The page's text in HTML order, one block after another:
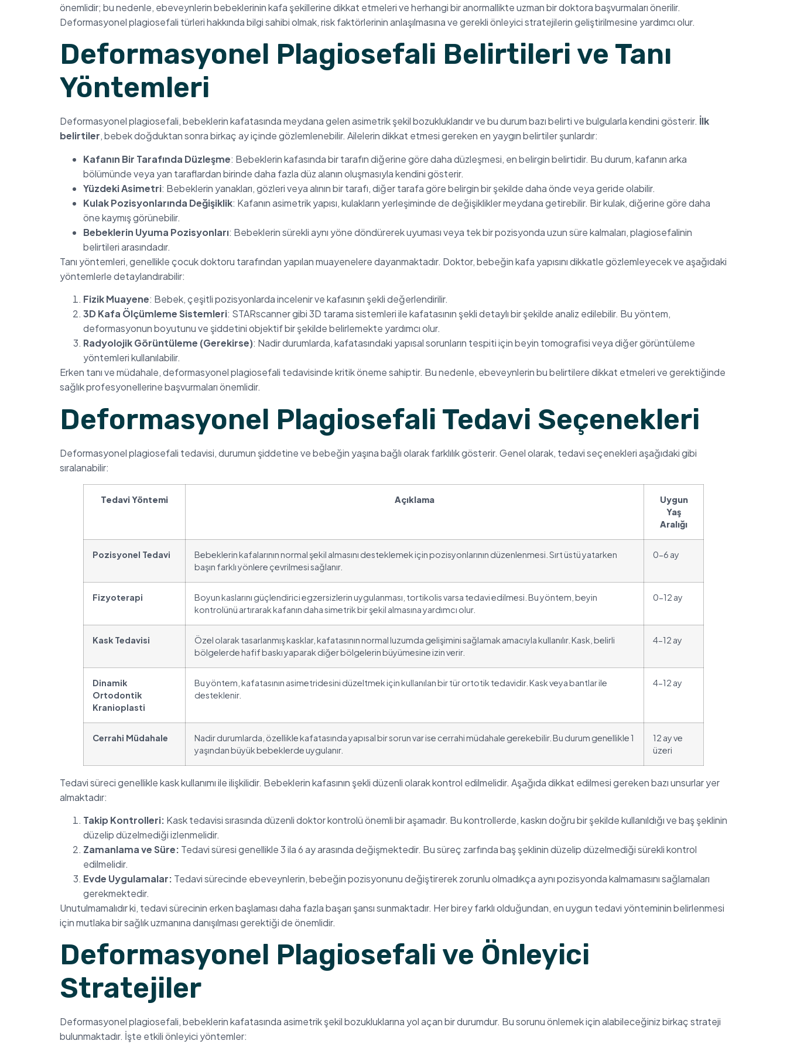
önemlidir; bu nedenle, ebeveynlerin bebeklerinin kafa şekillerine dikkat etmeleri ve herhangi bir anormallikte uzman bir doktora başvurmaları önerilir.
Deformasyonel plagiosefali türleri hakkında bilgi sahibi olmak, risk faktörlerinin anlaşılmasına ve gerekli önleyici stratejilerin geliştirilmesine yardımcı olur.
Deformasyonel Plagiosefali Belirtileri ve Tanı
Yöntemleri
Deformasyonel plagiosefali, bebeklerin kafatasında meydana gelen asimetrik şekil bozukluklarıdır ve bu durum bazı belirti ve bulgularla kendini gösterir. İlk
belirtiler, bebek doğduktan sonra birkaç ay içinde gözlemlenebilir. Ailelerin dikkat etmesi gereken en yaygın belirtiler şunlardır:
Kafanın Bir Tarafında Düzleşme: Bebeklerin kafasında bir tarafın diğerine göre daha düzleşmesi, en belirgin belirtidir. Bu durum, kafanın arka
bölümünde veya yan taraflardan birinde daha fazla düz alanın oluşmasıyla kendini gösterir.
Yüzdeki Asimetri: Bebeklerin yanakları, gözleri veya alının bir tarafı, diğer tarafa göre belirgin bir şekilde daha önde veya geride olabilir.
Kulak Pozisyonlarında Değişiklik: Kafanın asimetrik yapısı, kulakların yerleşiminde de değişiklikler meydana getirebilir. Bir kulak, diğerine göre daha
öne kaymış görünebilir.
Bebeklerin Uyuma Pozisyonları: Bebeklerin sürekli aynı yöne döndürerek uyuması veya tek bir pozisyonda uzun süre kalmaları, plagiosefalinin
belirtileri arasındadır.
Tanı yöntemleri, genellikle çocuk doktoru tarafından yapılan muayenelere dayanmaktadır. Doktor, bebeğin kafa yapısını dikkatle gözlemleyecek ve aşağıdaki
yöntemlerle detaylandırabilir:
Fizik Muayene: Bebek, çeşitli pozisyonlarda incelenir ve kafasının şekli değerlendirilir.
3D Kafa Ölçümleme Sistemleri: STARscanner gibi 3D tarama sistemleri ile kafatasının şekli detaylı bir şekilde analiz edilebilir. Bu yöntem,
deformasyonun boyutunu ve şiddetini objektif bir şekilde belirlemekte yardımcı olur.
Radyolojik Görüntüleme (Gerekirse): Nadir durumlarda, kafatasındaki yapısal sorunların tespiti için beyin tomografisi veya diğer görüntüleme
yöntemleri kullanılabilir.
Erken tanı ve müdahale, deformasyonel plagiosefali tedavisinde kritik öneme sahiptir. Bu nedenle, ebeveynlerin bu belirtilere dikkat etmeleri ve gerektiğinde
sağlık profesyonellerine başvurmaları önemlidir.
Deformasyonel Plagiosefali Tedavi Seçenekleri
Deformasyonel plagiosefali tedavisi, durumun şiddetine ve bebeğin yaşına bağlı olarak farklılık gösterir. Genel olarak, tedavi seçenekleri aşağıdaki gibi
sıralanabilir:
Tedavi Yöntemi Açıklama
Uygun
Yaş
Aralığı
Pozisyonel Tedavi
Bebeklerin kafalarının normal şekil almasını desteklemek için pozisyonlarının düzenlenmesi. Sırt üstü yatarken
başın farklı yönlere çevrilmesi sağlanır.
0-6 ay
Fizyoterapi
Boyun kaslarını güçlendirici egzersizlerin uygulanması, tortikolis varsa tedavi edilmesi. Bu yöntem, beyin
kontrolünü artırarak kafanın daha simetrik bir şekil almasına yardımcı olur.
0-12 ay
Kask Tedavisi
Özel olarak tasarlanmış kasklar, kafatasının normal luzumda gelişimini sağlamak amacıyla kullanılır. Kask, belirli
bölgelerde hafif baskı yaparak diğer bölgelerin büyümesine izin verir.
4-12 ay
Dinamik
Ortodontik
Kranioplasti
Bu yöntem, kafatasının asimetridesini düzeltmek için kullanılan bir tür ortotik tedavidir. Kask veya bantlar ile
desteklenir.
4-12 ay
Cerrahi Müdahale
Nadir durumlarda, özellikle kafatasında yapısal bir sorun var ise cerrahi müdahale gerekebilir. Bu durum genellikle 1
yaşından büyük bebeklerde uygulanır.
12 ay ve
üzeri
Tedavi süreci genellikle kask kullanımı ile ilişkilidir. Bebeklerin kafasının şekli düzenli olarak kontrol edilmelidir. Aşağıda dikkat edilmesi gereken bazı unsurlar yer
almaktadır:
Takip Kontrolleri: Kask tedavisi sırasında düzenli doktor kontrolü önemli bir aşamadır. Bu kontrollerde, kaskın doğru bir şekilde kullanıldığı ve baş şeklinin
düzelip düzelmediği izlenmelidir.
Zamanlama ve Süre: Tedavi süresi genellikle 3 ila 6 ay arasında değişmektedir. Bu süreç zarfında baş şeklinin düzelip düzelmediği sürekli kontrol
edilmelidir.
Evde Uygulamalar: Tedavi sürecinde ebeveynlerin, bebeğin pozisyonunu değiştirerek zorunlu olmadıkça aynı pozisyonda kalmamasını sağlamaları
gerekmektedir.
Unutulmamalıdır ki, tedavi sürecinin erken başlaması daha fazla başarı şansı sunmaktadır. Her birey farklı olduğundan, en uygun tedavi yönteminin belirlenmesi
için mutlaka bir sağlık uzmanına danışılması gerektiği de önemlidir.
Deformasyonel Plagiosefali ve Önleyici
Stratejiler
Deformasyonel plagiosefali, bebeklerin kafatasında asimetrik şekil bozukluklarına yol açan bir durumdur. Bu sorunu önlemek için alabileceğiniz birkaç strateji
bulunmaktadır. İşte etkili önleyici yöntemler: